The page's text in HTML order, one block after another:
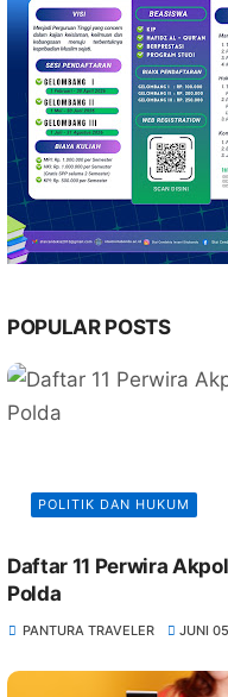
POPULAR POSTS
POLITIK DAN HUKUM
Daftar 11 Perwira
Polda
PANTURA TRAVELER JUNI